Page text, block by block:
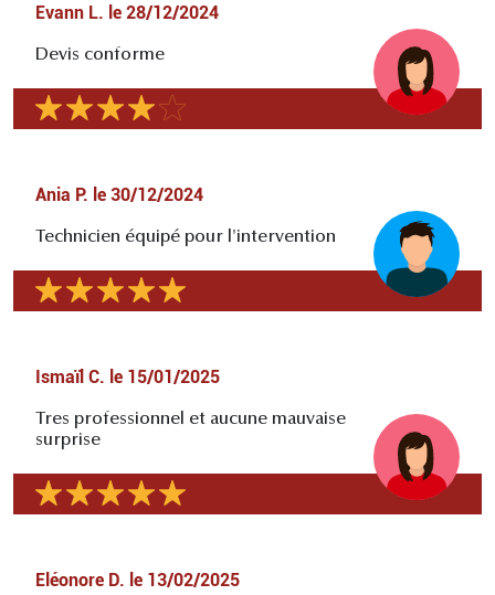
Evann L. le 28/12/2024
Devis conforme
Ania P. le 30/12/2024
Technicien équipé pour l'intervention
Ismaïl C. le 15/01/2025
Tres professionnel et aucune mauvaise
surprise
Eléonore D. le 13/02/2025